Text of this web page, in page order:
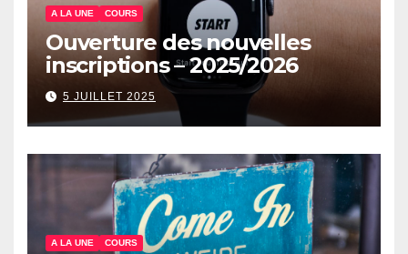
A LA UNE COURS
Ouverture des nouvelles
inscriptions – 2025/2026
5 JUILLET 2025
A LA UNE COURS